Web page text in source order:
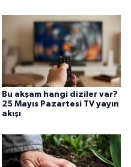
Bu akşam hangi diziler var?
25 Mayıs Pazartesi TV yayın
akışı